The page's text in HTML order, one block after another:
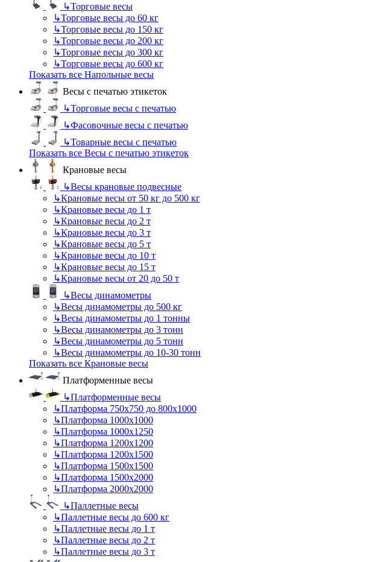
↳Торговые весы
↳Торговые весы до 60 кг
↳Торговые весы до 150 кг
↳Торговые весы до 200 кг
↳Торговые весы до 300 кг
↳Торговые весы до 600 кг
Показать все Напольные весы
Весы с печатью этикеток
↳Торговые весы с печатью
↳Фасовочные весы с печатью
↳Товарные весы с печатью
Показать все Весы с печатью этикеток
Крановые весы
↳Весы крановые подвесные
↳Крановые весы от 50 кг до 500 кг
↳Крановые весы до 1 т
↳Крановые весы до 2 т
↳Крановые весы до 3 т
↳Крановые весы до 5 т
↳Крановые весы до 10 т
↳Крановые весы до 15 т
↳Крановые весы от 20 до 50 т
↳Весы динамометры
↳Весы динамометры до 500 кг
↳Весы динамометры до 1 тонны
↳Весы динамометры до 3 тонн
↳Весы динамометры до 5 тонн
↳Весы динамометры до 10-30 тонн
Показать все Крановые весы
Платформенные весы
↳Платформенные весы
↳Платформа 750х750 до 800х1000
↳Платформа 1000х1000
↳Платформа 1000х1250
↳Платформа 1200х1200
↳Платформа 1200х1500
↳Платформа 1500х1500
↳Платформа 1500х2000
↳Платформа 2000х2000
↳Паллетные весы
↳Паллетные весы до 600 кг
↳Паллетные весы до 1 т
↳Паллетные весы до 2 т
↳Паллетные весы до 3 т